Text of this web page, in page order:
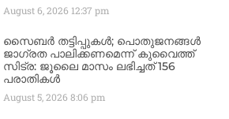
August 6, 2026 12:37 pm
സൈബർ തട്ടിപ്പുകൾ; പൊതുജനങ്ങൾ
ജാഗ്രത പാലിക്കണമെന്ന് കുവൈത്ത്
സിട്ര: ജൂലൈ മാസം ലഭിച്ചത് 156
പരാതികൾ
August 5, 20268:06 pm